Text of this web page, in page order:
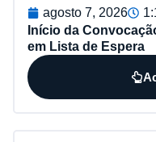
agosto 7, 2026
Início da
em Lista de Espera